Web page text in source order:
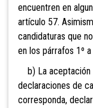
encuentren en
artículo 57.
candidaturas que
en los párrafos 1º
b) La aceptación
declaraciones de
corresponda,